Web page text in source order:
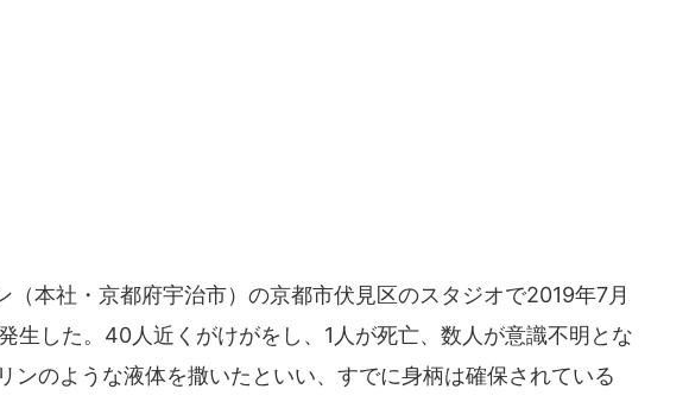
本社・京都府宇治市）の京都市伏見区のスタジオで2019年7月
生した。40人近くがけがをし、1人が死亡、数人が意識不明とな
ンのような液体を撒いたといい、すでに身柄は確保されている